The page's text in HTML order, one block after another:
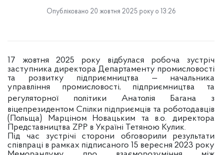
Опубліковано 20 жовтня 2025 року о 13:26
17 жовтня 2025 року відбулася робоча зустріч
заступника директора Департаменту промисловості
та розвитку підприємництва — начальника
управління промисловості, підприємництва та
регуляторної політики Анатолія Багана з
віцепрезидентом Спілки підприємців та роботодавців
(Польща) Марціном Новацьким та в.о. директора
Представництва ZPP в Україні Тетяною Кулик.
Під час зустрічі сторони обговорили результати
співпраці в рамках підписаного 15 вересня 2023 року